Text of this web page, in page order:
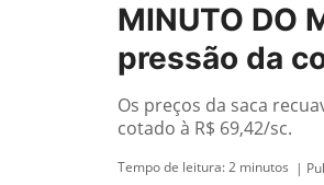
MINUTO DO
pressão da
Os preços da saca
cotado à R$ 69,42/sc.
Tempo de leitura:2 minutos |